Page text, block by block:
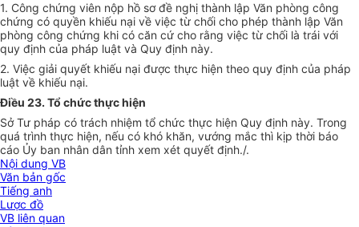
1. Công chứng viên nộp hồ sơđề nghị thành lập Văn phòng công
chứng có quyền khiếu nại về việc từ chối cho phép thành lập Văn
phòng công chứng khi có căn cứ cho rằng việc từ chối là trái với
quy định của pháp luật và Quy định này.
2. Việc giải quyết khiếu nại được thực hiện theo quy định của pháp
luật về khiếu nại.
Điều 23. Tổ chức thực hiện
Sở Tư pháp có trách nhiệm tổ chức thực hiện Quy định này. Trong
quá trình thực hiện, nếu có khó khăn, vướng mắc thì kịp thời báo
cáo Ủy ban nhân dân tỉnh xem xét quyết định./.
Nội dung VB
Văn bản gốc
Tiếng anh
Lược đồ
VB liên quan